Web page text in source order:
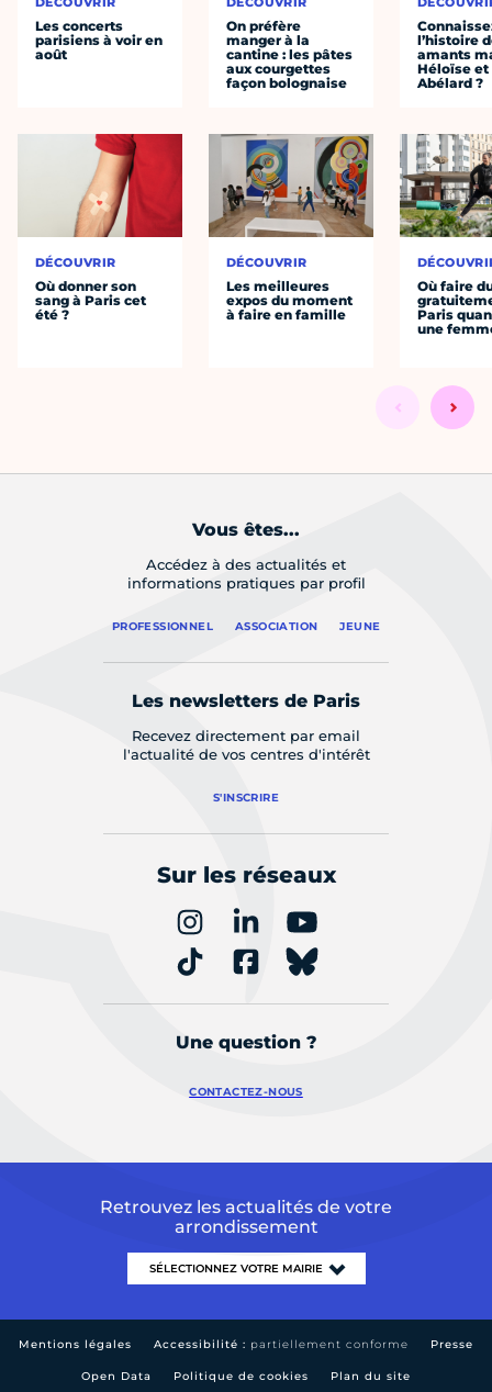
Les concerts
parisiens à voir en
août
DÉCOUVRIR
Où donner son
sang à Paris cet
été ?
On préfère
manger à la
cantine : les pâtes
aux courgettes
façon bolognaise
DÉCOUVRIR
Les meilleures
expos du moment
à faire en famille
l’histoire
amants
Héloïse et
Abélard ?
Où faire
Paris
une
Vous êtes...
Accédez à des actualités et
informations pratiques par profil
PROFESSIONNEL ASSOCIATION JEUNE
Les newsletters de Paris
Recevez directement par email
l'actualité de vos centres d'intérêt
S'INSCRIRE
Sur les réseaux
Une question ?
CONTACTEZ-NOUS
Retrouvez les actualités de votre
arrondissement
Mentions légales Accessibilité : partiellement conforme Presse
Open Data Politique de cookies Plan du site